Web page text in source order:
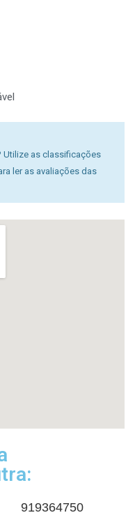
Utilize as classificações
ler as avaliações das
919364750